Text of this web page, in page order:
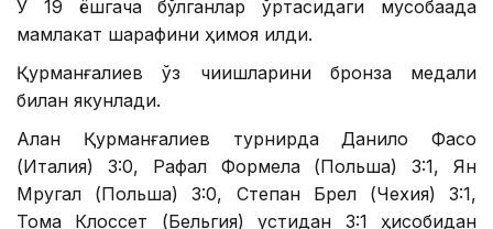
У 19 ёшгача бўлганлар ўртасидаги мусобақада
мамлакат шарафини ҳимоя қилди.
Қурманғалиев ўз чиқишларини бронза медали
билан якунлади.
Алан Қурманғалиев турнирда Данило Фасо
(Италия) 3:0, Рафал Формела (Польша) 3:1, Ян
Мругал (Польша) 3:0, Степан Брел (Чехия) 3:1,
Тома Клоссет (Бельгия) устидан 3:1 ҳисобидан